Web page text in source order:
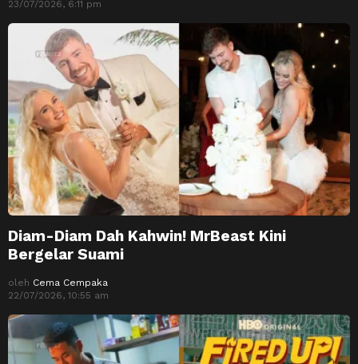
23/07/2026, 6:11 pm
Diam-Diam Dah Kahwin! MrBeast Kini
Bergelar Suami
oleh Cema Cempaka
22/07/2026, 10:55 am